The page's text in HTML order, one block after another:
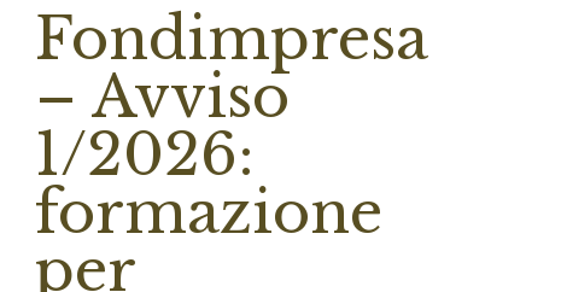
Fondimpresa
– Avviso
1/2026:
formazione
per